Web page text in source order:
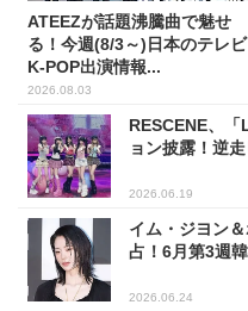
ATEEZが話題沸騰曲で魅せ
る！今週(8/3～)日本のテレビ
K-POP出演情報...
2026.08.03
RESCENE、
ョン披露！逆
2026.06.19
イム・ジヨン
占！6月第3週
2026.06.24